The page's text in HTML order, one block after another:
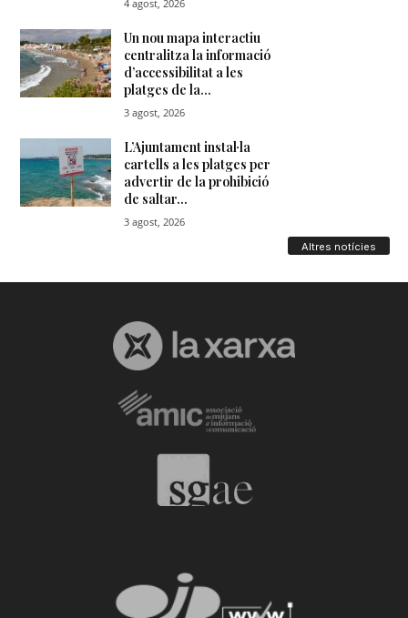
Altres notícies